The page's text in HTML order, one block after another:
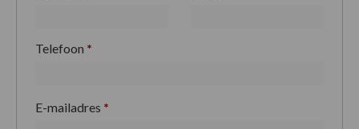
Telefoon *
E-mailadres *